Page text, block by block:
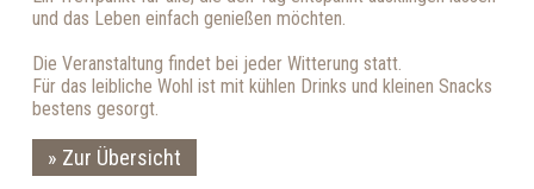
und das Leben einfach genießen möchten.
Die Veranstaltung findet bei jeder Witterung statt.
Für das leibliche Wohl ist mit kühlen Drinks und kleinen Snacks
bestens gesorgt.
Zur Übersicht